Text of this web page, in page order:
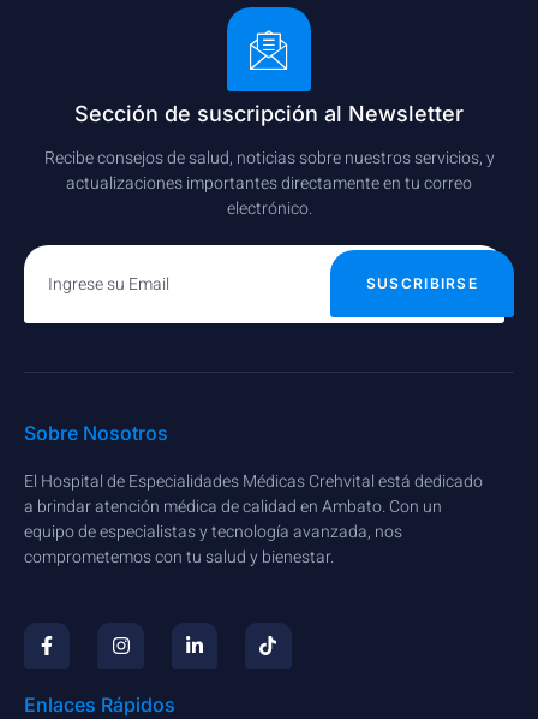
Sección de suscripción al Newsletter
Recibe consejos de salud, noticias sobre nuestros servicios, y
actualizaciones importantes directamente en tu correo
electrónico.
SUSCRIBIRSE
Sobre Nosotros
El Hospital de Especialidades Médicas Crehvital está dedicado
a brindar atención médica de calidad en Ambato. Con un
equipo de especialistas y tecnología avanzada, nos
comprometemos con tu salud y bienestar.
Enlaces Rápidos